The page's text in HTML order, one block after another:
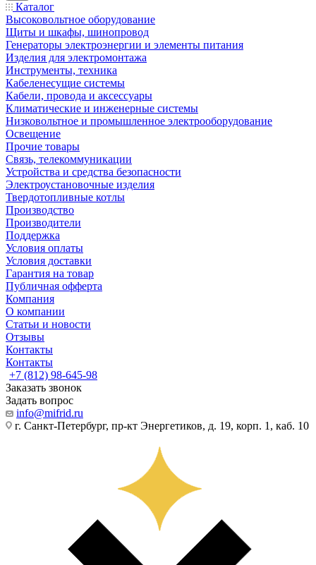
Каталог
Высоковольтное оборудование
Щиты и шкафы, шинопровод
Генераторы электроэнергии и элементы питания
Изделия для электромонтажа
Инструменты, техника
Кабеленесущие системы
Кабели, провода и аксессуары
Климатические и инженерные системы
Низковольтное и промышленное электрооборудование
Освещение
Прочие товары
Связь, телекоммуникации
Устройства и средства безопасности
Электроустановочные изделия
Твердотопливные котлы
Производство
Производители
Поддержка
Условия оплаты
Условия доставки
Гарантия на товар
Публичная офферта
Компания
О компании
Статьи и новости
Отзывы
Контакты
Контакты
+7 (812) 98-645-98
Заказать звонок
Задать вопрос
info@mifrid.ru
г. Санкт-Петербург, пр-кт Энергетиков, д. 19, корп. 1, каб. 10